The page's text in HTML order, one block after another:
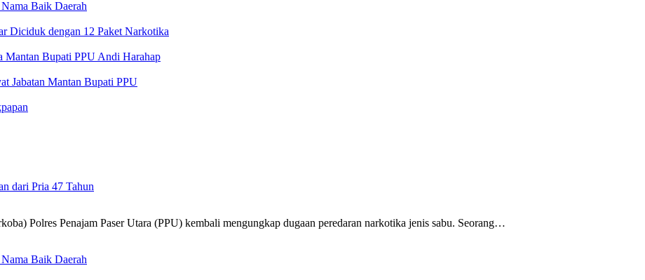
Baik Daerah
Diciduk dengan 12 Paket Narkotika
Mantan Bupati PPU Andi Harahap
Jabatan Mantan Bupati PPU
dari Pria 47 Tahun
Polres Penajam Paser Utara (PPU) kembali mengungkap dugaan peredaran narkotika jenis sabu. Seorang…
Baik Daerah